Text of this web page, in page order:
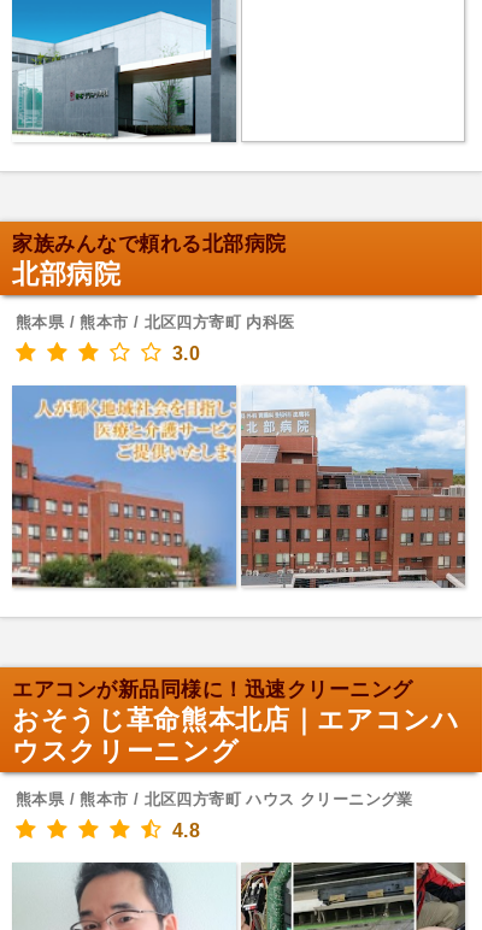
家族みんなで頼れる北部病院
北部病院
熊本県 / 熊本市 / 北区四方寄町 内科医
3.0
エアコンが新品同様に！迅速クリーニング
おそうじ革命熊本北店｜エアコンハ
ウスクリーニング
熊本県 / 熊本市 / 北区四方寄町 ハウス クリーニング業
4.8